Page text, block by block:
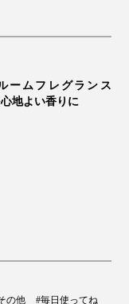
り
ームフレグランス
地よい香りに
の他 #毎日使ってね